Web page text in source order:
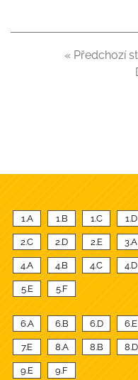
« Předchozí
1.A 1.B 1.C 1.D
2.C 2.D 2.E 3.A
4.A 4.B 4.C 4.D
5.E 5.F
6.A 6.B 6.D 6.E
7.E 8.A 8.B 8.D
9.E 9.F